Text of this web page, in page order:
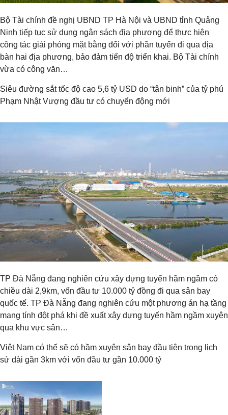
Bộ Tài chính đề nghị UBND TP Hà Nội và UBND tỉnh Quảng
Ninh tiếp tục sử dụng ngân sách địa phương để thực hiện
công tác giải phóng mặt bằng đối với phần tuyến đi qua địa
bàn hai địa phương, bảo đảm tiến độ triển khai. Bộ Tài chính
vừa có công văn…
Siêu đường sắt tốc độ cao 5,6 tỷ USD do “tân binh” của tỷ phú
Phạm Nhật Vượng đầu tư có chuyển động mới
TP Đà Nẵng đang nghiên cứu xây dựng tuyến hầm ngầm có
chiều dài 2,9km, vốn đầu tư 10.000 tỷ đồng đi qua sân bay
quốc tế. TP Đà Nẵng đang nghiên cứu một phương án hạ tầng
mang tính đột phá khi đề xuất xây dựng tuyến hầm ngầm xuyên
qua khu vực sân…
Việt Nam có thể sẽ có hầm xuyên sân bay đầu tiên trong lịch
sử dài gần 3km với vốn đầu tư gần 10.000 tỷ